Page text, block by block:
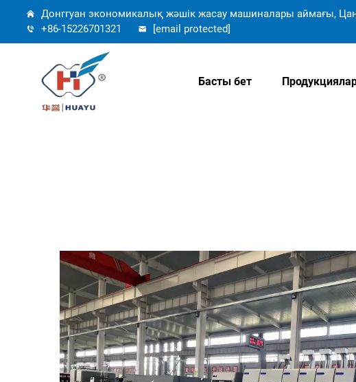
Донггуан экономикалық жәшік жасау машиналары аймағы,
+86-15226701321
[email protected]
Басты бет